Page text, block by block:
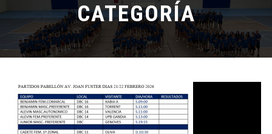
CATEGORÍA